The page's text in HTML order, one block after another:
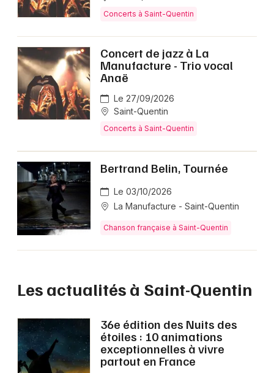
Concerts à Saint-Quentin
Concert de jazz à La
Manufacture - Trio vocal
Anaë
Le 27/09/2026
Saint-Quentin
Concerts à Saint-Quentin
Bertrand Belin, Tournée
Le 03/10/2026
La Manufacture - Saint-Quentin
Chanson française à Saint-Quentin
Les actualités à Saint-Quentin
36e édition des Nuits des
étoiles : 10 animations
exceptionnelles à vivre
partout en France